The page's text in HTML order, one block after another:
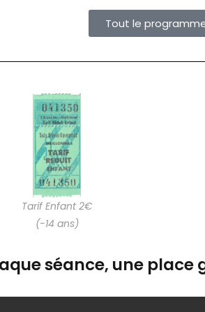
Tout le
Tarif Enfant 2€
(-14 ans)
séance, une place